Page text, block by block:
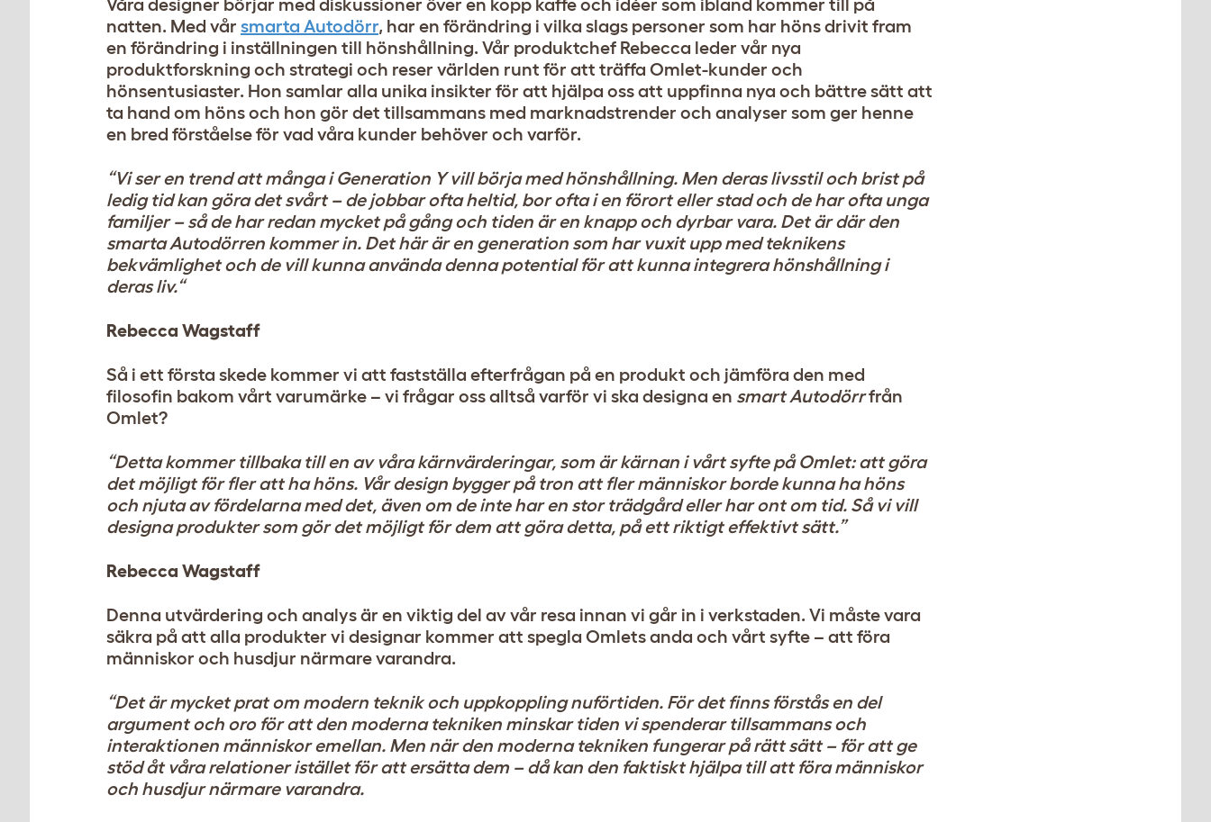
Våra designer börjar med diskussioner över en kopp kaffe och idéer som ibland kommer till på
natten. Med vår smarta Autodörr, har en förändring i vilka slags personer som har höns drivit fram
en förändring i inställningen till hönshållning. Vår produktchef Rebecca leder vår nya
produktforskning och strategi och reser världen runt för att träffa Omlet-kunder och
hönsentusiaster. Hon samlar alla unika insikter för att hjälpa oss att uppfinna nya och bättre sätt att
ta hand om höns och hon gör det tillsammans med marknadstrender och analyser som ger henne
en bred förståelse för vad våra kunder behöver och varför.
“Vi ser en trend att många i Generation Y vill börja med hönshållning. Men deras livsstil och brist på
ledig tid kan göra det svårt – de jobbar ofta heltid, bor ofta i en förort eller stad och de har ofta unga
familjer – så de har redan mycket på gång och tiden är en knapp och dyrbar vara. Det är där den
smarta Autodörren kommer in. Det här är en generation som har vuxit upp med teknikens
bekvämlighet och de vill kunna använda denna potential för att kunna integrera hönshållning i
deras liv.“
Rebecca Wagstaff
Så i ett första skede kommer vi att fastställa efterfrågan på en produkt och jämföra den med
filosofin bakom vårt varumärke – vi frågar oss alltså varför vi ska designa en smart Autodörrfrån
Omlet?
“Detta kommer tillbaka till en av våra kärnvärderingar, som är kärnan i vårt syfte på Omlet: att göra
det möjligt för fler att ha höns. Vår design bygger på tron ​​att fler människor borde kunna ha höns
och njuta av fördelarna med det, även om de inte har en stor trädgård eller har ont om tid. Så vi vill
designa produkter som gör det möjligt för dem att göra detta, på ett riktigt effektivt sätt.”
Rebecca Wagstaff
Denna utvärdering och analys är en viktig del av vår resa innan vi går in i verkstaden. Vi måste vara
säkra på att alla produkter vi designar kommer att spegla Omlets anda och vårt syfte – att föra
människor och husdjur närmare varandra.
“Det är mycket prat om modern teknik och uppkoppling nuförtiden. För det finns förstås en del
argument och oro för att den moderna tekniken minskar tiden vi spenderar tillsammans och
interaktionen människor emellan. Men när den moderna tekniken fungerar på rätt sätt – för att ge
stöd åt våra relationer istället för att ersätta dem – då kan den faktiskt hjälpa till att föra människor
och husdjur närmare varandra.